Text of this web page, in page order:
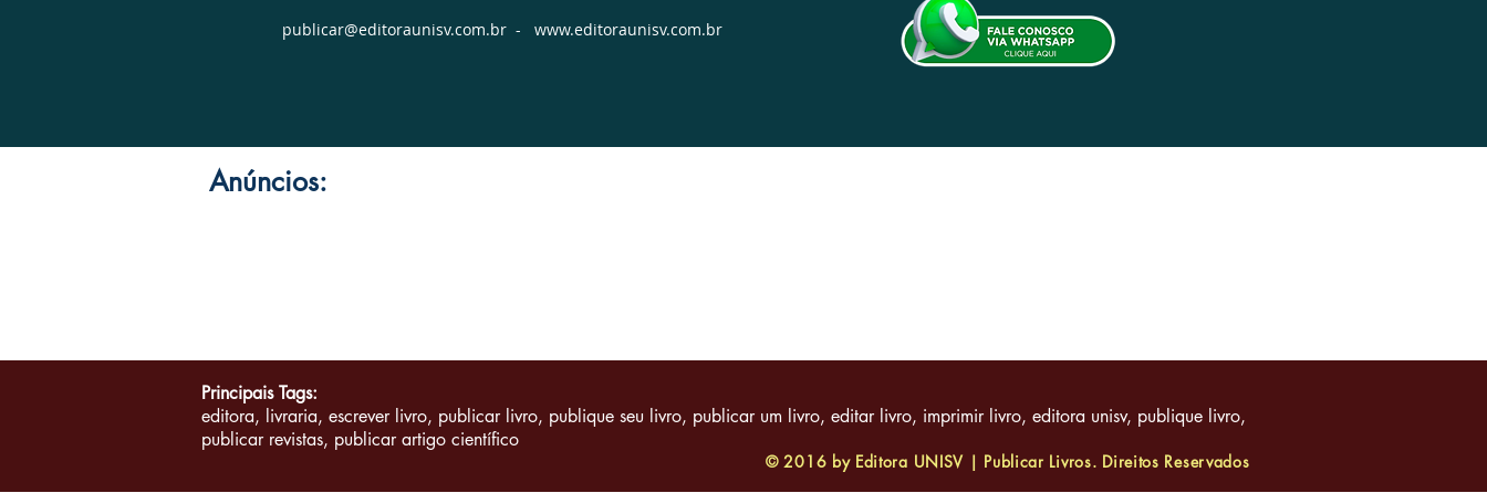
publicar@editoraunisv.com.br - www.editoraunisv.com.br
Anúncios:
Principais Tags:
editora, livraria, escrever livro, publicar livro, publique seu livro, publicar um livro, editar livro, imprimir livro, editora unisv, publique livro,
publicar revistas, publicar artigo científico
© 2016 by Editora UNISV | Publicar Livros. Direitos Reservados